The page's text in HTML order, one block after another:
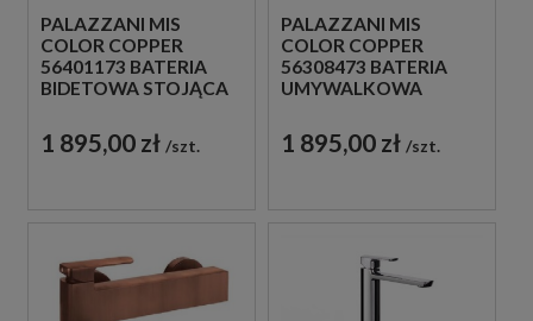
PALAZZANI MIS
COLOR COPPER
56401173 BATERIA
BIDETOWA STOJĄCA
MIEDZIANA
1 895,00 zł szt.
PALAZZANI MIS
COLOR COPPER
56308473 BATERIA
UMYWALKOWA
JEDNOUCHWYTOWA
MIEDZIANA
1 895,00 zł szt.